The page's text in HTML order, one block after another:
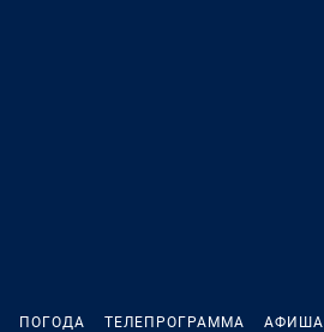
ПОГОДА ТЕЛЕПРОГРАММА АФИША